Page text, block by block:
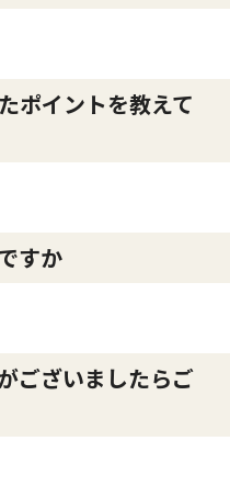
ポイントを教えて
すか
ございましたらご